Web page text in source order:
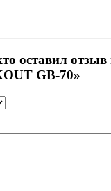
оставил
GB-70»